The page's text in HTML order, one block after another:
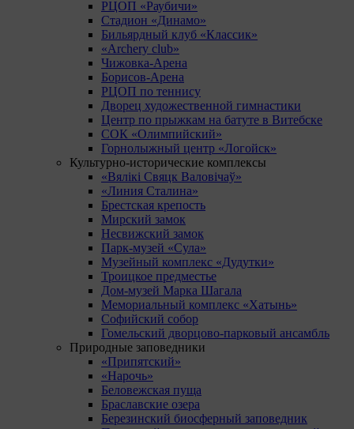
РЦОП «Раубичи»
Стадион «Динамо»
Бильярдный клуб «Классик»
«Archery club»
Чижовка-Арена
Борисов-Арена
РЦОП по теннису
Дворец художественной гимнастики
Центр по прыжкам на батуте в Витебске
СОК «Олимпийский»
Горнолыжный центр «Логойск»
Культурно-исторические комплексы
«Вялікі Свяцк Валовічаў»
«Линия Сталина»
Брестская крепость
Мирский замок
Несвижский замок
Парк-музей «Сула»
Музейный комплекс «Дудутки»
Троицкое предместье
Дом-музей Марка Шагала
Мемориальный комплекс «Хатынь»
Софийский собор
Гомельский дворцово-парковый ансамбль
Природные заповедники
«Припятский»
«Нарочь»
Беловежская пуща
Браславские озера
Березинский биосферный заповедник